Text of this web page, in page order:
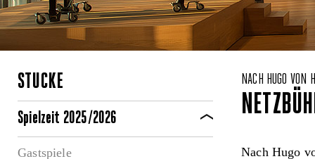
STÜCKE
Spielzeit 2025/2026
Gastspiele
NACH HUGO VON
Nach Hugo